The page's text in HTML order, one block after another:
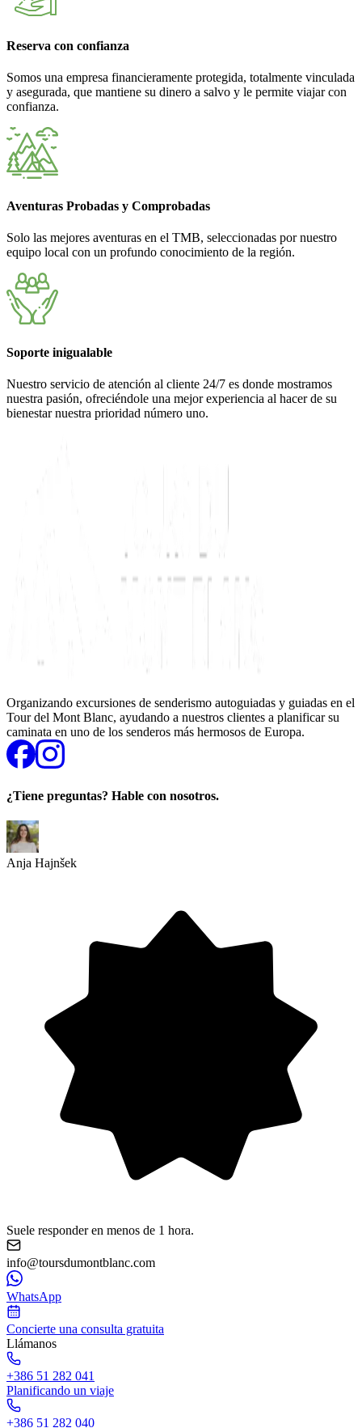
Reserva con confianza
Somos una empresa financieramente protegida, totalmente vinculada
y asegurada, que mantiene su dinero a salvo y le permite viajar con
confianza.
Aventuras Probadas y Comprobadas
Solo las mejores aventuras en el TMB, seleccionadas por nuestro
equipo local con un profundo conocimiento de la región.
Soporte inigualable
Nuestro servicio de atención al cliente 24/7 es donde mostramos
nuestra pasión, ofreciéndole una mejor experiencia al hacer de su
bienestar nuestra prioridad número uno.
Organizando excursiones de senderismo autoguiadas y guiadas en el
Tour del Mont Blanc, ayudando a nuestros clientes a planificar su
caminata en uno de los senderos más hermosos de Europa.
¿Tiene preguntas? Hable con nosotros.
Anja Hajnšek
Suele responder en menos de 1 hora.
info@toursdumontblanc.com
WhatsApp
Concierte una consulta gratuita
Llámanos
+386 51 282 041
Planificando un viaje
+386 51 282 040